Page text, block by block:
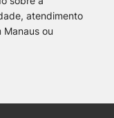
atendimento
Manaus ou